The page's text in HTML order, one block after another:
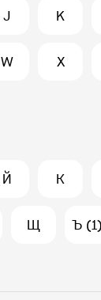
J K
W X
Й К
Щ Ъ (1)